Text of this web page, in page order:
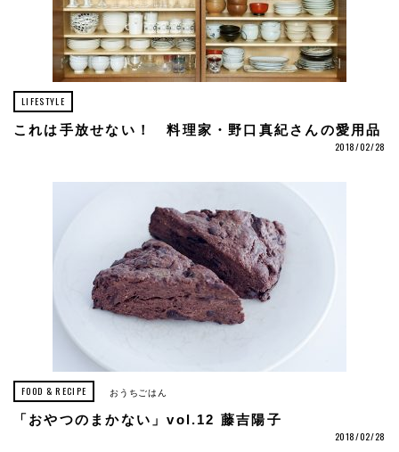
LIFESTYLE
これは手放せない！ 料理家・野口真紀さんの愛用品
2018/02/28
FOOD & RECIPE おうちごはん
「おやつのまかない」vol.12 藤吉陽子
2018/02/28